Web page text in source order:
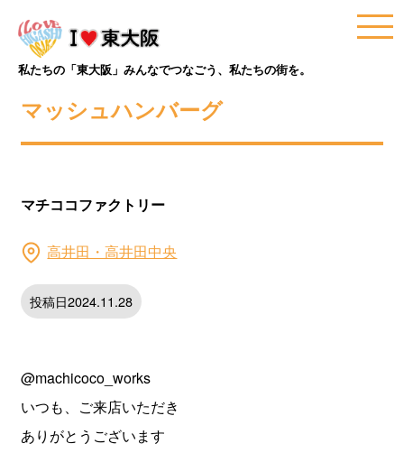
私たちの「東大阪」みんなでつなごう、私たちの街を。
マッシュハンバーグ
マチココファクトリー
高井田・高井田中央
投稿日2024.11.28
@machicoco_works
いつも、ご来店いただき
ありがとうございます